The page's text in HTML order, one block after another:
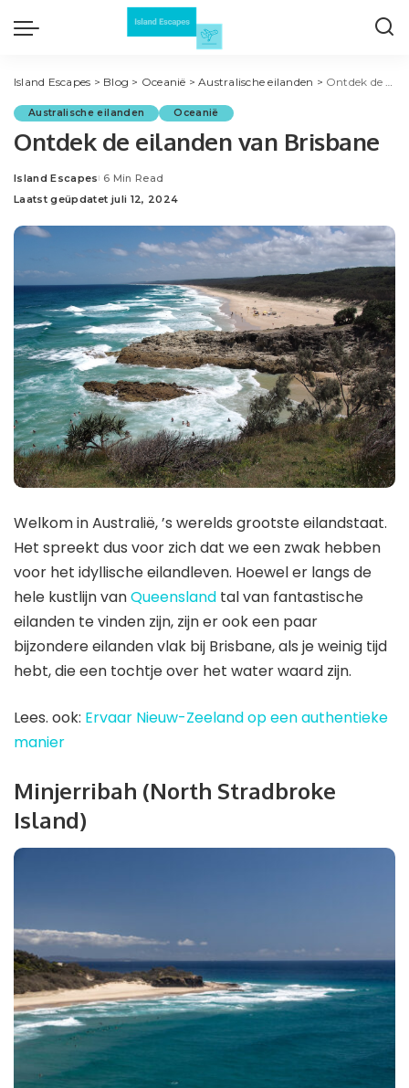
Island Escapes > Blog > Oceanië >Australische eilanden > Ontdek de eilanden van Brisbane
Australische eilanden Oceanië
Ontdek de eilanden van Brisbane
Posted
by
Island Escapes 6 Min Read
Laatst geüpdatet juli 12, 2024
Welkom in Australië, ’s werelds grootste eilandstaat.
Het spreekt dus voor zich dat we een zwak hebben
voor het idyllische eilandleven. Hoewel er langs de
hele kustlijn vanQueensland tal van fantastische
eilanden te vinden zijn, zijn er ook een paar
bijzondere eilanden vlak bij Brisbane, als je weinig tijd
hebt, die een tochtje over het water waard zijn.
Lees. ook: Ervaar Nieuw-Zeeland op een authentieke
manier
Minjerribah (North Stradbroke
Island)